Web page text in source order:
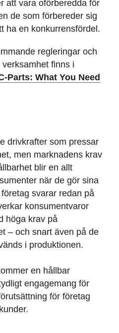
att vara oförberedda för
de som förbereder sig
ha en konkurrensfördel.
regleringar och
finns i
Parts: What You Need
drivkrafter som pressar
men marknadens krav
blir en allt
när de gör sina
svarar redan på
konsumentvaror
höga krav på
– och snart även på de
i produktionen.
en hållbar
engagemang för
för företag